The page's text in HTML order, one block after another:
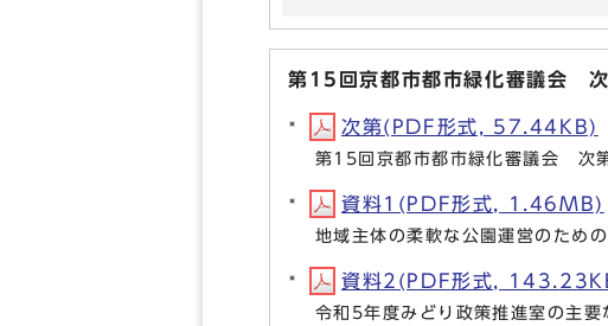
第15回京都市都市緑化審議会
次第(PDF形式, 57.44KB)
第15回京都市都市緑化審議会 次
資料1(PDF形式, 1.46MB)
地域主体の柔軟な公園運営のため
資料2(PDF形式,
令和5年度みどり政策推進室の主要